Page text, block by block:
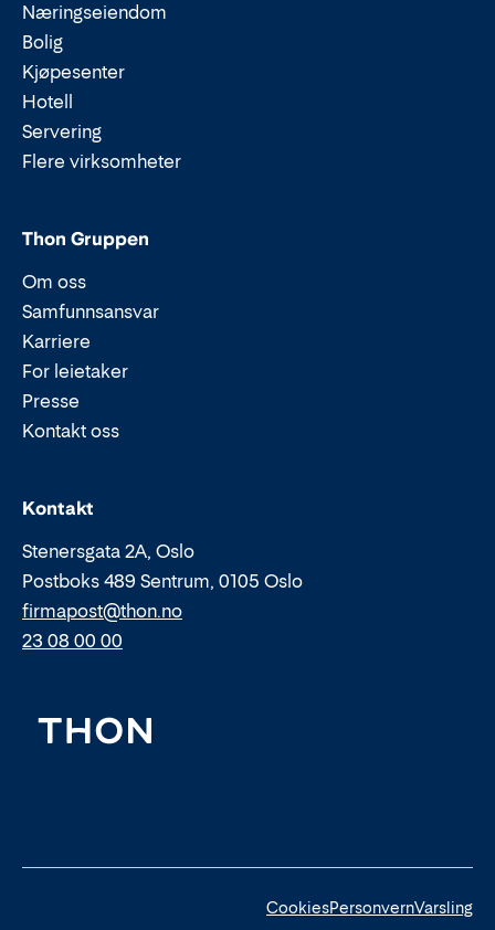
Næringseiendom
Bolig
Kjøpesenter
Hotell
Servering
Flere virksomheter
Thon Gruppen
Om oss
Samfunnsansvar
Karriere
For leietaker
Presse
Kontakt oss
Kontakt
Stenersgata 2A, Oslo
Postboks 489 Sentrum, 0105 Oslo
Epost:
firmapost@thon.no
Telefon:
23 08 00 00
CookiesPersonvernVarsling